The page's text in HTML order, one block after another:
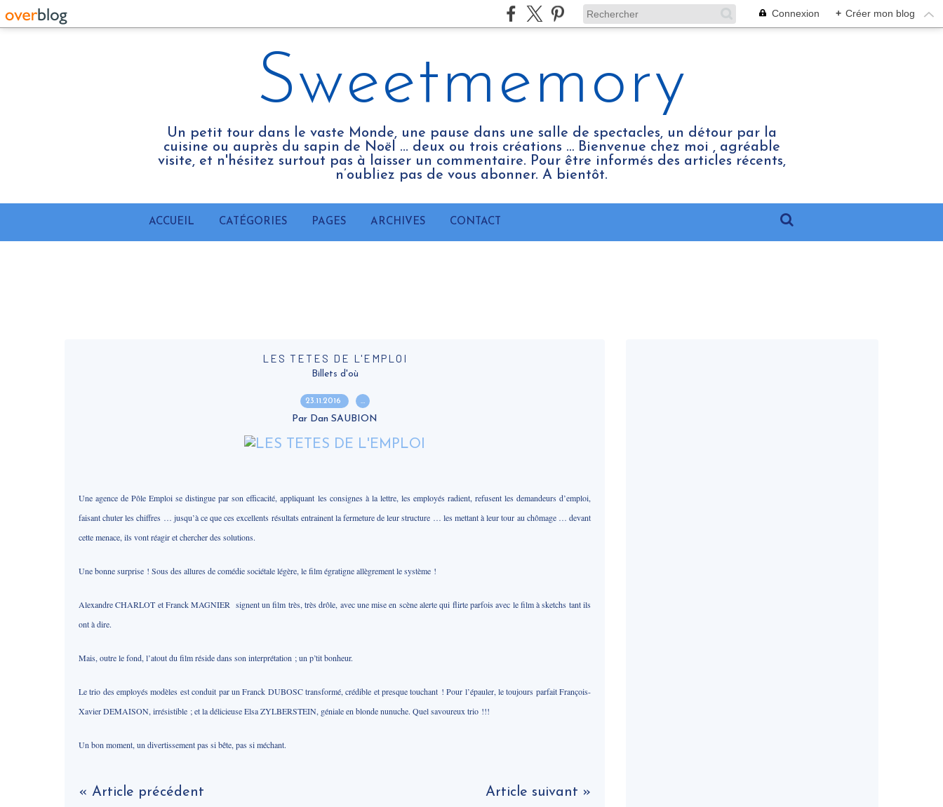
Connexion + Créer mon blog
Sweetmemory
Un petit tour dans le vaste Monde, une pause dans une salle de spectacles, un détour par la
cuisine ou auprès du sapin de Noël ... deux ou trois créations … Bienvenue chez moi , agréable
visite, et n'hésitez surtout pas à laisser un commentaire. Pour être informés des articles récents,
n’oubliez pas de vous abonner. A bientôt.
ACCUEIL CATÉGORIES PAGES ARCHIVES CONTACT
LES TETES DE L'EMPLOI
Billets d'où
23.11.2016 …
Par Dan SAUBION
Une agence de Pôle Emploi se distingue par son efficacité, appliquant les consignes à la lettre, les employés radient, refusent les demandeurs d’emploi,
faisant chuter les chiffres … jusqu’à ce que ces excellents résultats entrainent la fermeture de leur structure … les mettant à leur tour au chômage … devant
cette menace, ils vont réagir et chercher des solutions.
Une bonne surprise ! Sous des allures de comédie sociétale légère, le film égratigne allègrement le système !
Alexandre CHARLOT et Franck MAGNIER signent un film très, très drôle, avec une mise en scène alerte qui flirte parfois avec le film à sketchs tant ils
ont à dire.
Mais, outre le fond, l’atout du film réside dans son interprétation ; un p’tit bonheur.
Le trio des employés modèles est conduit par un Franck DUBOSC transformé, crédible et presque touchant ! Pour l’épauler, le toujours parfait François-
Xavier DEMAISON, irrésistible ; et la délicieuse Elsa ZYLBERSTEIN, géniale en blonde nunuche. Quel savoureux trio !!!
Un bon moment, un divertissement pas si bête, pas si méchant.
« Article précédent Article suivant »